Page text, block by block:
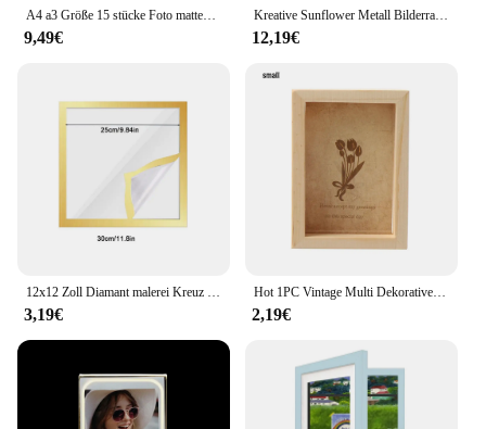
A4 a3 Größe 15 stücke Foto matten Rechteck Papier halterungen für 6/7/8/10/16 Zoll Bilderrahmen Foto dekor Foto matte Papier Foto rahmen
9,49€
Kreative Sunflower Metall Bilderrahmen Wohnzimmer Veranda Tisch Dekoration Party Geburtstag Geschenke
12,19€
12x12 Zoll Diamant malerei Kreuz stich rahmen Wand montage selbst klebende magnetische Bilderrahmen Malerei Zubehör Wohnkultur
3,19€
Hot 1PC Vintage Multi Dekorative Holz Foto Rahmen Online Home Decor Kunst Hochzeit Mini Bilder Rahmen DIY Familie Hause decor
2,19€